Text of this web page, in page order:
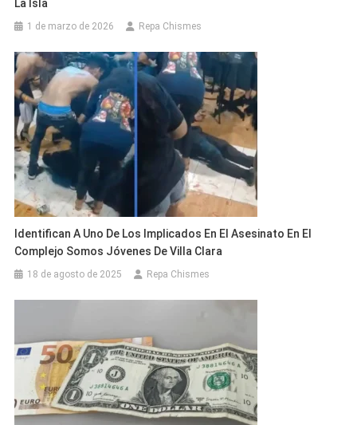
La Isla
1 de marzo de 2026 Repa Chismes
Identifican A Uno De Los Implicados En El Asesinato En El
Complejo Somos Jóvenes De Villa Clara
18 de agosto de 2025 Repa Chismes